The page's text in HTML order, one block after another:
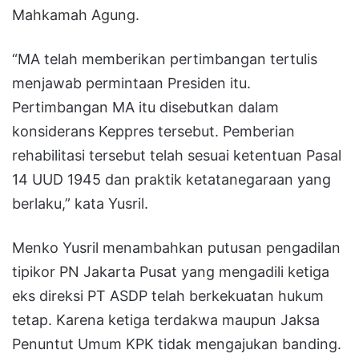
Mahkamah Agung.
“MA telah memberikan pertimbangan tertulis
menjawab permintaan Presiden itu.
Pertimbangan MA itu disebutkan dalam
konsiderans Keppres tersebut. Pemberian
rehabilitasi tersebut telah sesuai ketentuan Pasal
14 UUD 1945 dan praktik ketatanegaraan yang
berlaku,” kata Yusril.
Menko Yusril menambahkan putusan pengadilan
tipikor PN Jakarta Pusat yang mengadili ketiga
eks direksi PT ASDP telah berkekuatan hukum
tetap. Karena ketiga terdakwa maupun Jaksa
Penuntut Umum KPK tidak mengajukan banding.